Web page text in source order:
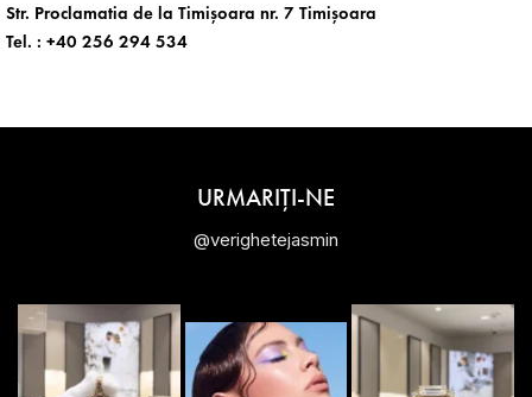
Str. Proclamatia de la Timișoara nr. 7 Timișoara
Tel. : +40 256 294 534
URMARIȚI-NE
@verighetejasmin